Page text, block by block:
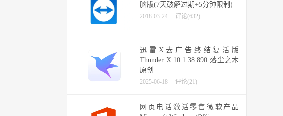
脑版(7天破解过期+5分钟限制)
2018-03-24 评论(632)
迅雷X去广告终结复活版
Thunder X 10.1.38.890 落尘之木
原创
2025-06-18 评论(21)
网页电话激活零售微软产品